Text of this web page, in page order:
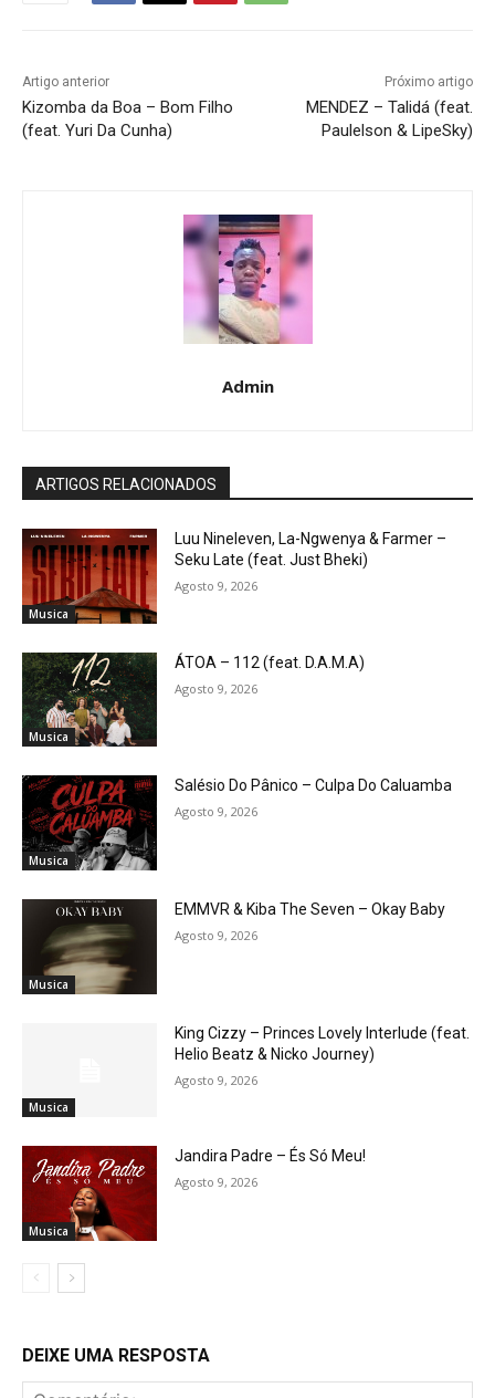
Artigo anterior
Kizomba da Boa – Bom Filho
(feat. Yuri Da Cunha)
Próximo artigo
MENDEZ – Talidá (feat.
Paulelson & LipeSky)
Admin
ARTIGOS RELACIONADOS
Musica
Luu Nineleven, La-Ngwenya & Farmer –
Seku Late (feat. Just Bheki)
Agosto 9, 2026
Musica
ÁTOA – 112 (feat. D.A.M.A)
Agosto 9, 2026
Musica
Salésio Do Pânico – Culpa Do Caluamba
Agosto 9, 2026
Musica
EMMVR & Kiba The Seven – Okay Baby
Agosto 9, 2026
Musica
King Cizzy – Princes Lovely Interlude (feat.
Helio Beatz & Nicko Journey)
Agosto 9, 2026
Musica
Jandira Padre – És Só Meu!
Agosto 9, 2026
DEIXE UMA RESPOSTA